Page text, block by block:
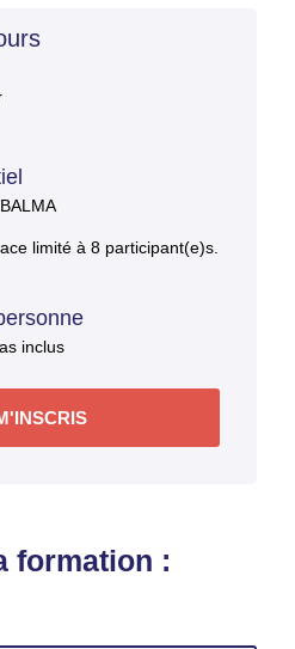
limité à 8 participant(e)s.
inclus
formation :